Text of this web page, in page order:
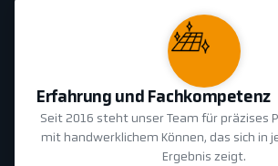
Erfahrung und Fachkompetenz
Seit 2016 steht unser Team für präzises
mit handwerklichem Können, das sich in
Ergebnis zeigt.